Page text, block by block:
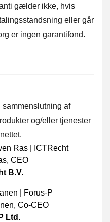
gælder ikke, hvis
eller går
er ingen garantifond.
af
og/eller tjenester
, CEO
B.V.
, Co-CEO
Ltd.